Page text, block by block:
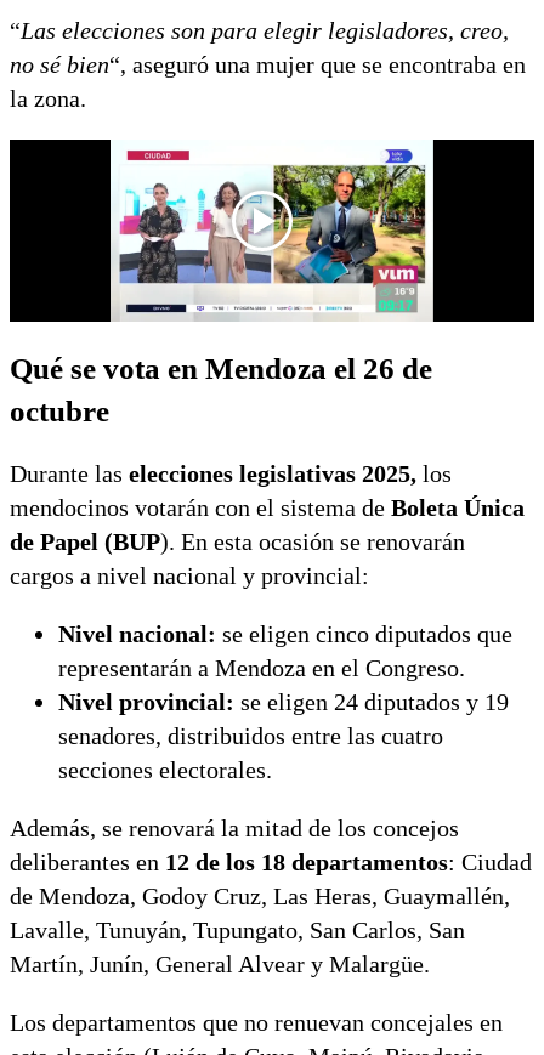
“Las elecciones son para elegir legisladores, creo,
no sé bien“, aseguró una mujer que se encontraba en
la zona.
Qué se vota en Mendoza el 26 de
octubre
Durante las elecciones legislativas 2025, los
mendocinos votarán con el sistema de Boleta Única
de Papel (BUP). En esta ocasión se renovarán
cargos a nivel nacional y provincial:
Nivel nacional: se eligen cinco diputados que
representarán a Mendoza en el Congreso.
Nivel provincial: se eligen 24 diputados y 19
senadores, distribuidos entre las cuatro
secciones electorales.
Además, se renovará la mitad de los concejos
deliberantes en 12 de los 18 departamentos: Ciudad
de Mendoza, Godoy Cruz, Las Heras, Guaymallén,
Lavalle, Tunuyán, Tupungato, San Carlos, San
Martín, Junín, General Alvear y Malargüe.
Los departamentos que no renuevan concejales en